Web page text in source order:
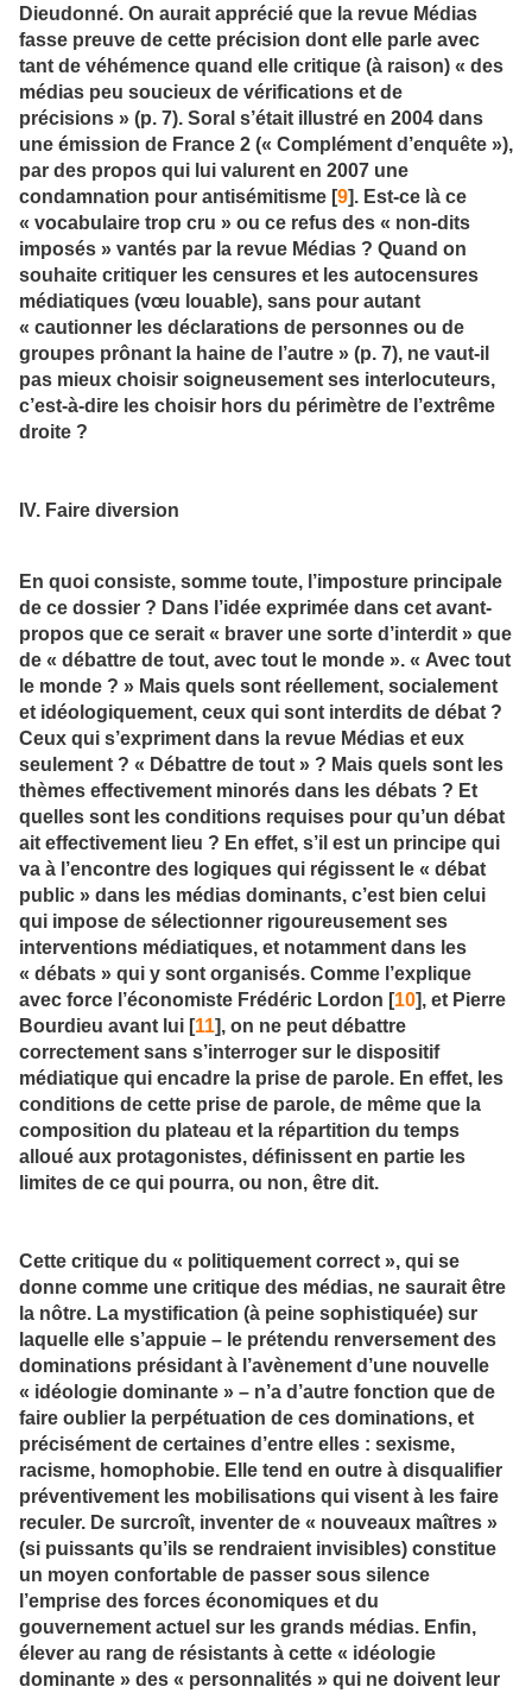
Dieudonné. On aurait apprécié que la revue Médias
fasse preuve de cette précision dont elle parle avec
tant de véhémence quand elle critique (à raison) « des
médias peu soucieux de vérifications et de
précisions » (p. 7). Soral s’était illustré en 2004 dans
une émission de France 2 (« Complément d’enquête »),
par des propos qui lui valurent en 2007 une
condamnation pour antisémitisme [9]. Est-ce là ce
« vocabulaire trop cru » ou ce refus des « non-dits
imposés » vantés par la revue Médias ? Quand on
souhaite critiquer les censures et les autocensures
médiatiques (vœu louable), sans pour autant
« cautionner les déclarations de personnes ou de
groupes prônant la haine de l’autre » (p. 7), ne vaut-il
pas mieux choisir soigneusement ses interlocuteurs,
c’est-à-dire les choisir hors du périmètre de l’extrême
droite ?
IV. Faire diversion
En quoi consiste, somme toute, l’imposture principale
de ce dossier ? Dans l’idée exprimée dans cet avant-
propos que ce serait « braver une sorte d’interdit » que
de « débattre de tout, avec tout le monde ». « Avec tout
le monde ? » Mais quels sont réellement, socialement
et idéologiquement, ceux qui sont interdits de débat ?
Ceux qui s’expriment dans la revue Médias et eux
seulement ? « Débattre de tout » ? Mais quels sont les
thèmes effectivement minorés dans les débats ? Et
quelles sont les conditions requises pour qu’un débat
ait effectivement lieu ? En effet, s’il est un principe qui
va à l’encontre des logiques qui régissent le « débat
public » dans les médias dominants, c’est bien celui
qui impose de sélectionner rigoureusement ses
interventions médiatiques, et notamment dans les
« débats » qui y sont organisés. Comme l’explique
avec force l’économiste Frédéric Lordon [10], et Pierre
Bourdieu avant lui [11], on ne peut débattre
correctement sans s’interroger sur le dispositif
médiatique qui encadre la prise de parole. En effet, les
conditions de cette prise de parole, de même que la
composition du plateau et la répartition du temps
alloué aux protagonistes, définissent en partie les
limites de ce qui pourra, ou non, être dit.
Cette critique du « politiquement correct », qui se
donne comme une critique des médias, ne saurait être
la nôtre. La mystification (à peine sophistiquée) sur
laquelle elle s’appuie – le prétendu renversement des
dominations présidant à l’avènement d’une nouvelle
« idéologie dominante » – n’a d’autre fonction que de
faire oublier la perpétuation de ces dominations, et
précisément de certaines d’entre elles : sexisme,
racisme, homophobie. Elle tend en outre à disqualifier
préventivement les mobilisations qui visent à les faire
reculer. De surcroît, inventer de « nouveaux maîtres »
(si puissants qu’ils se rendraient invisibles) constitue
un moyen confortable de passer sous silence
l’emprise des forces économiques et du
gouvernement actuel sur les grands médias. Enfin,
élever au rang de résistants à cette « idéologie
dominante » des « personnalités » qui ne doivent leur